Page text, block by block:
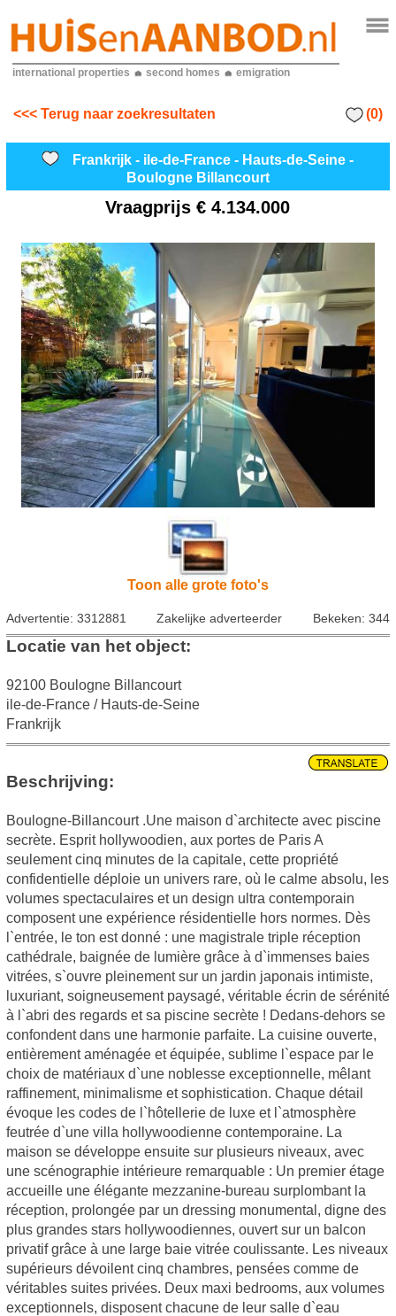
international properties second homes emigration
<<< Terug naar zoekresultaten (0)
Frankrijk - ile-de-France - Hauts-de-Seine -
Boulogne Billancourt
Vraagprijs€ 4.134.000
Toon alle grote foto's
Advertentie: 3312881 Zakelijke adverteerder Bekeken: 344
Locatie van het object:
92100 Boulogne Billancourt
ile-de-France / Hauts-de-Seine
Frankrijk
Beschrijving:
Boulogne-Billancourt .Une maison d`architecte avec piscine
secrète. Esprit hollywoodien, aux portes de Paris A
seulement cinq minutes de la capitale, cette propriété
confidentielle déploie un univers rare, où le calme absolu, les
volumes spectaculaires et un design ultra contemporain
composent une expérience résidentielle hors normes. Dès
l`entrée, le ton est donné : une magistrale triple réception
cathédrale, baignée de lumière grâce à d`immenses baies
vitrées, s`ouvre pleinement sur un jardin japonais intimiste,
luxuriant, soigneusement paysagé, véritable écrin de sérénité
à l`abri des regards et sa piscine secrète ! Dedans-dehors se
confondent dans une harmonie parfaite. La cuisine ouverte,
entièrement aménagée et équipée, sublime l`espace par le
choix de matériaux d`une noblesse exceptionnelle, mêlant
raffinement, minimalisme et sophistication. Chaque détail
évoque les codes de l`hôtellerie de luxe et l`atmosphère
feutrée d`une villa hollywoodienne contemporaine. La
maison se développe ensuite sur plusieurs niveaux, avec
une scénographie intérieure remarquable : Un premier étage
accueille une élégante mezzanine-bureau surplombant la
réception, prolongée par un dressing monumental, digne des
plus grandes stars hollywoodiennes, ouvert sur un balcon
privatif grâce à une large baie vitrée coulissante. Les niveaux
supérieurs dévoilent cinq chambres, pensées comme de
véritables suites privées. Deux maxi bedrooms, aux volumes
exceptionnels, disposent chacune de leur salle d`eau